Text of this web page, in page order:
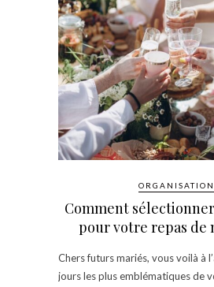
ORGANISATION
Comment
pour votre repas de
Chers futurs mariés, vous voilà à
jours les plus emblématiques de